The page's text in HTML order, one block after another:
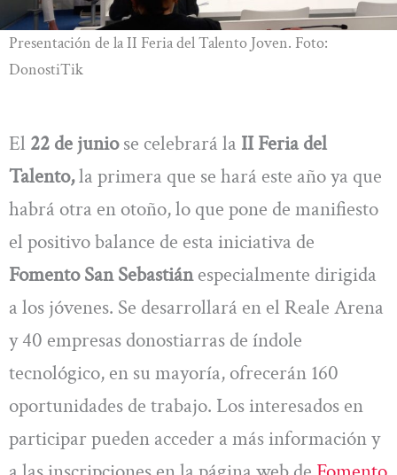
Presentación de la II Feria del Talento Joven. Foto:
DonostiTik
El 22 de juniose celebrará la II Feria del
Talento,la primera que se hará este año ya que
habrá otra en otoño, lo que pone de manifiesto
el positivo balance de esta iniciativa de
Fomento San Sebastiánespecialmente dirigida
a los jóvenes. Se desarrollará en el Reale Arena
y 40 empresas donostiarras de índole
tecnológico, en su mayoría, ofrecerán 160
oportunidades de trabajo. Los interesados en
participar pueden acceder a más información y